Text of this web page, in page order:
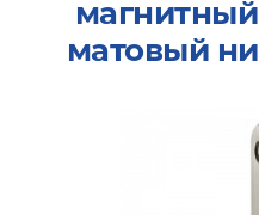
матовый